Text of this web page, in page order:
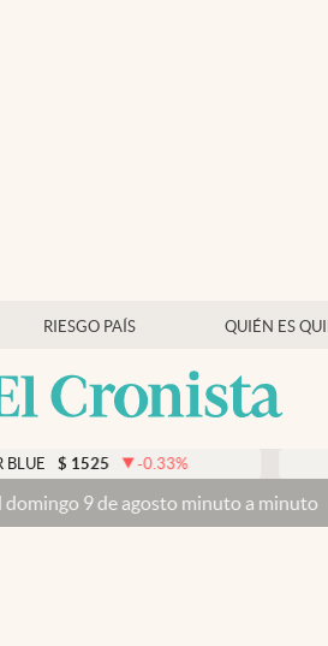
RIESGO PAÍS QUIÉN ES
-0.33%
agosto minuto a minuto